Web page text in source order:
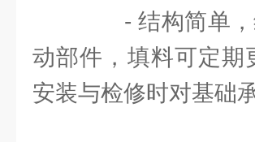
- 结构简单，
动部件，填料可定期
安装与检修时对基础